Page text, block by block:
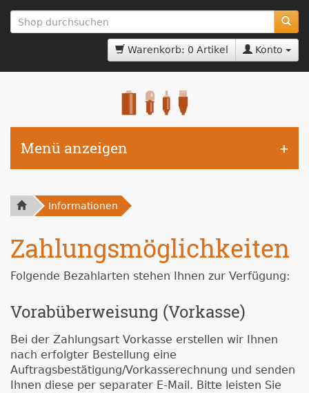
zum
Hauptinhalt
Warenkorb: 0 Artikel Konto
Menü anzeigen
Informationen
Zahlungsmöglichkeiten
Folgende Bezahlarten stehen Ihnen zur Verfügung:
Vorabüberweisung (Vorkasse)
Bei der Zahlungsart Vorkasse erstellen wir Ihnen
nach erfolgter Bestellung eine
Auftragsbestätigung/Vorkasserechnung und senden
Ihnen diese per separater E-Mail. Bitte leisten Sie